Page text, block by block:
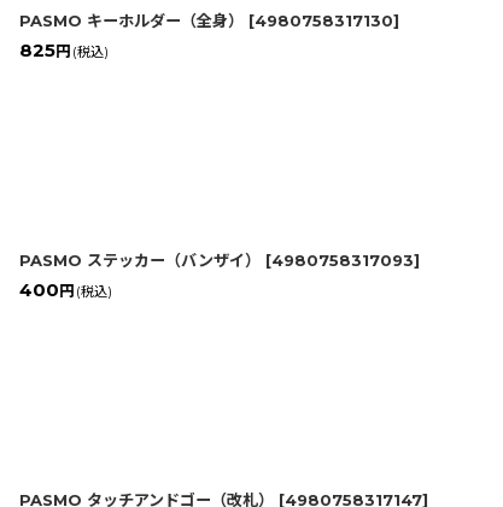
PASMO キーホルダー（全身） [4980758317130]
825円 (税込)
PASMO ステッカー（バンザイ） [4980758317093]
400 円 (税込)
PASMO タッチアンドゴー（改札） [4980758317147]